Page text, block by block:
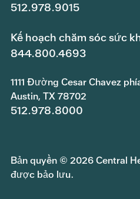
512.978.9015
Kế hoạch chăm sóc sức
844.800.4693
1111 Đường Cesar Chavez
Austin, TX 78702
512.978.8000
Bản quyền © 2026 Central
được bảo lưu.